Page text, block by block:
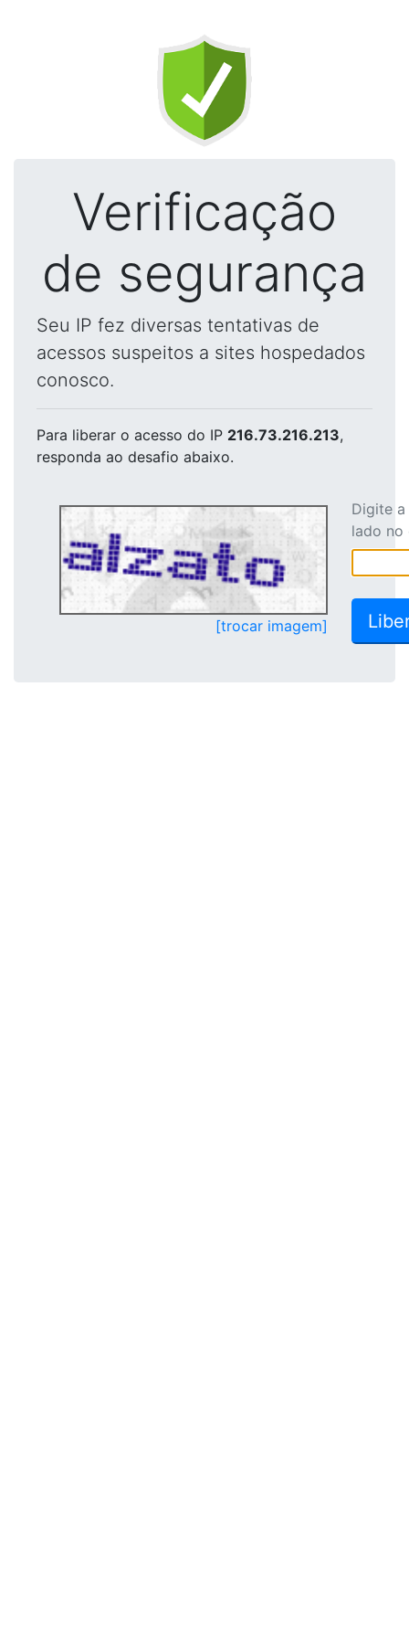
Verificação
de segurança
Seu IP fez diversas tentativas de
acessos suspeitos a sites hospedados
conosco.
Para liberar o acesso do IP 216.73.216.213,
responda ao desafio abaixo.
[trocar imagem]
Digite
lado no